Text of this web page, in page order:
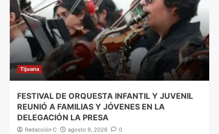
Tijuana
FESTIVAL DE ORQUESTA INFANTIL Y JUVENIL
REUNIÓ A FAMILIAS Y JÓVENES EN LA
DELEGACIÓN LA PRESA
Redacción C agosto 9, 2026 0